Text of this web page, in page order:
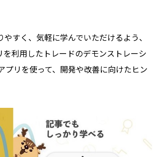
すく、気軽に学んでいただけるよう、
利用したトレードのデモンストレーシ
リを使って、開発や改善に向けたヒン